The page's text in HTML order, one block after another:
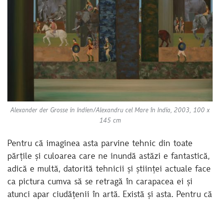
Alexander der Grosse in Indien/Alexandru cel Mare în India, 2003, 100 x
145 cm
Pentru că imaginea asta parvine tehnic din toate
părțile și culoarea care ne inundă astăzi e fantastică,
adică e multă, datorită tehnicii și științei actuale face
ca pictura cumva să se retragă în carapacea ei și
atunci apar ciudățenii în artă. Există și asta. Pentru că